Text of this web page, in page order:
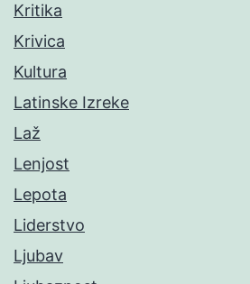
Kritika
Krivica
Kultura
Latinske Izreke
Laž
Lenjost
Lepota
Liderstvo
Ljubav